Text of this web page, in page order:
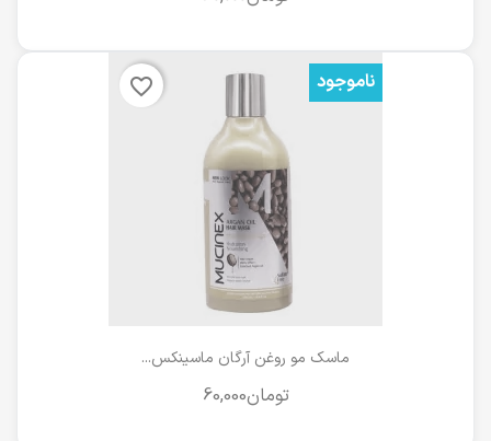
ماسک مو روغن آرگان ماسینکس...
‎تومان60,000
ناموجود favorite_border